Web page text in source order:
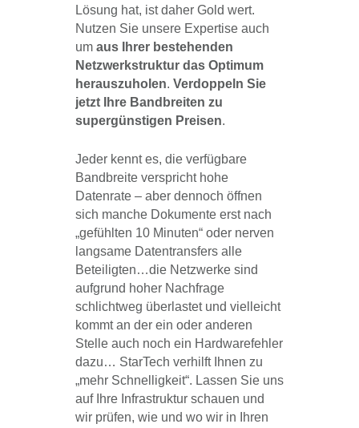
Lösung hat, ist daher Gold wert.
Nutzen Sie unsere Expertise auch
um aus Ihrer bestehenden
Netzwerkstruktur das Optimum
herauszuholen. Verdoppeln Sie
jetzt Ihre Bandbreiten zu
supergünstigen Preisen.
Jeder kennt es, die verfügbare
Bandbreite verspricht hohe
Datenrate – aber dennoch öffnen
sich manche Dokumente erst nach
„gefühlten 10 Minuten“ oder nerven
langsame Datentransfers alle
Beteiligten…die Netzwerke sind
aufgrund hoher Nachfrage
schlichtweg überlastet und vielleicht
kommt an der ein oder anderen
Stelle auch noch ein Hardwarefehler
dazu… StarTech verhilft Ihnen zu
„mehr Schnelligkeit“. Lassen Sie uns
auf Ihre Infrastruktur schauen und
wir prüfen, wie und wo wir in Ihren